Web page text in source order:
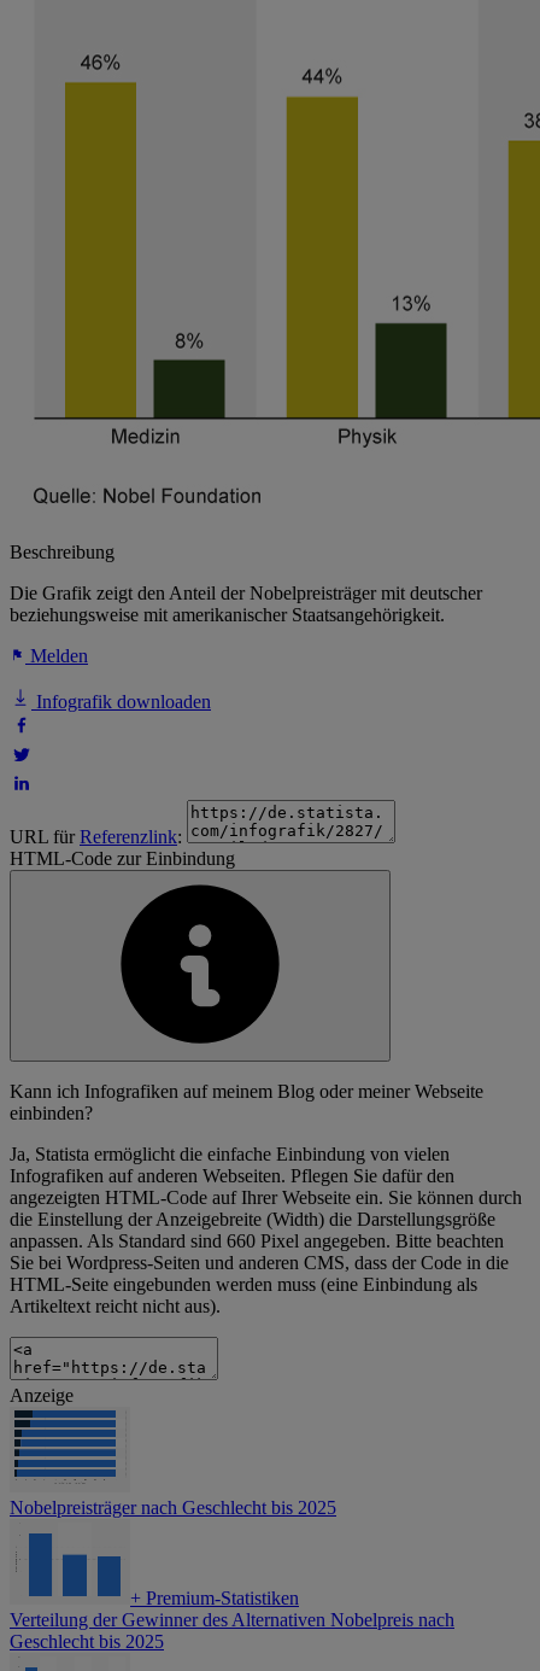
Beschreibung
Die Grafik zeigt den Anteil der Nobelpreisträger mit deutscher
beziehungsweise mit amerikanischer Staatsangehörigkeit.
Melden
Infografik downloaden
URL fürReferenzlink:
HTML-Code zur Einbindung
Kann ich Infografiken auf meinem Blog oder meiner Webseite
einbinden?
Ja, Statista ermöglicht die einfache Einbindung von vielen
Infografiken auf anderen Webseiten. Pflegen Sie dafür den
angezeigten HTML-Code auf Ihrer Webseite ein. Sie können durch
die Einstellung der Anzeigebreite (Width) die Darstellungsgröße
anpassen. Als Standard sind 660 Pixel angegeben. Bitte beachten
Sie bei Wordpress-Seiten und anderen CMS, dass der Code in die
HTML-Seite eingebunden werden muss (eine Einbindung als
Artikeltext reicht nicht aus).
Anzeige
Nobelpreisträger nach Geschlecht bis 2025
+ Premium-Statistiken
Verteilung der Gewinner des Alternativen Nobelpreis nach
Geschlecht bis 2025